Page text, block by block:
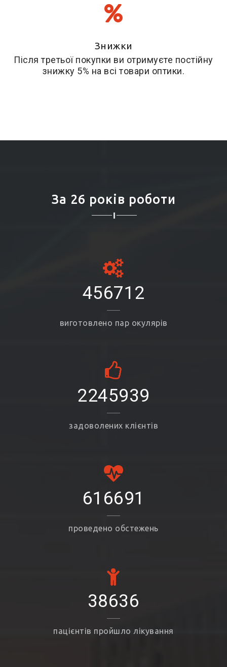
Знижки
Після третьої покупки ви отримуєте постійну
знижку 5% на всі товари оптики.
За 26 років роботи
456712
виготовлено пар окулярів
2245939
задоволених клієнтів
616691
проведено обстежень
38636
пацієнтів пройшло лікування